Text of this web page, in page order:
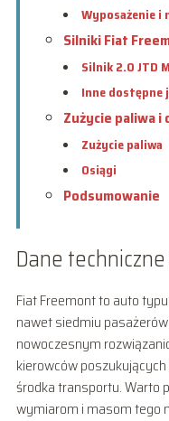
Wyposażenie i
Silniki Fiat
Silnik 2.0 JTD
Inne dostępne
Zużycie paliwa i
Zużycie paliwa
Osiągi
Podsumowanie
Dane
Fiat Freemont to auto
nawet siedmiu
nowoczesnym
kierowców
środka transportu. Warto
wymiarom i masom tego